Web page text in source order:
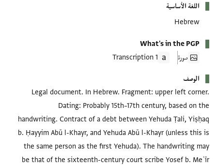
اللغة الأساسية
Hebrew
What's in the PGP
صورة
1 Transcription
الوصف
Legal document. In Hebrew. Fragment: upper left corner.
Dating: Probably 15th–17th century, based on the
handwriting. Contract of a debt between Yehuda Ṭali, Yiṣḥaq
b. Ḥayyim Abū l-Khayr, and Yehuda Abū l-Khayr (unless this is
the same person as the first Yehuda). The handwriting may
be that of the sixteenth-century court scribe Yosef b. Meʾīr